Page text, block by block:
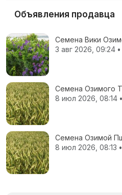
Объявления продавца
Семена Вики
3 авг 2026, 09:24 •
Семена Озимого
8 июл 2026, 08:14 •
Семена Озимой
8 июл 2026, 08:13 •